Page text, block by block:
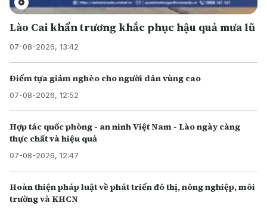
Lào Cai khẩn trương khắc phục hậu quả mưa lũ
07-08-2026, 13:42
Điểm tựa giảm nghèo cho người dân vùng cao
07-08-2026, 12:52
Hợp tác quốc phòng - an ninh Việt Nam - Lào ngày càng
thực chất và hiệu quả
07-08-2026, 12:47
Hoàn thiện pháp luật về phát triển đô thị, nông nghiệp, môi
trường và KHCN